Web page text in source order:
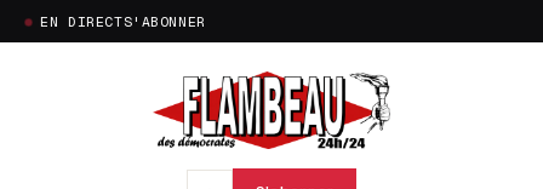
EN DIRECTS'ABONNER